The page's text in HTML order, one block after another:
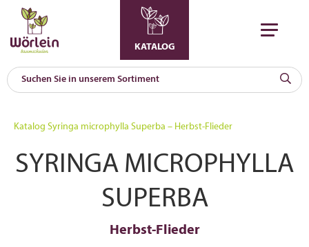
KATALOG
Katalog Syringa microphylla Superba – Herbst-Flieder
SYRINGA MICROPHYLLA
SUPERBA
Herbst-Flieder